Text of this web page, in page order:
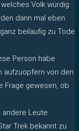
Volk würdig
dann mal eben
beiläufig zu Tode
Person habe
aufzuopfern von den
Frage gewesen, ob
andere Leute
Trek bekannt zu